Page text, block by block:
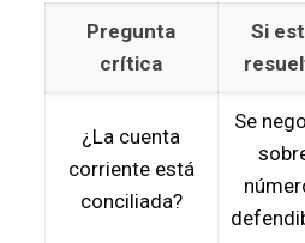
Pregunta
crítica
Si
¿La cuenta
corriente está
conciliada?
Se